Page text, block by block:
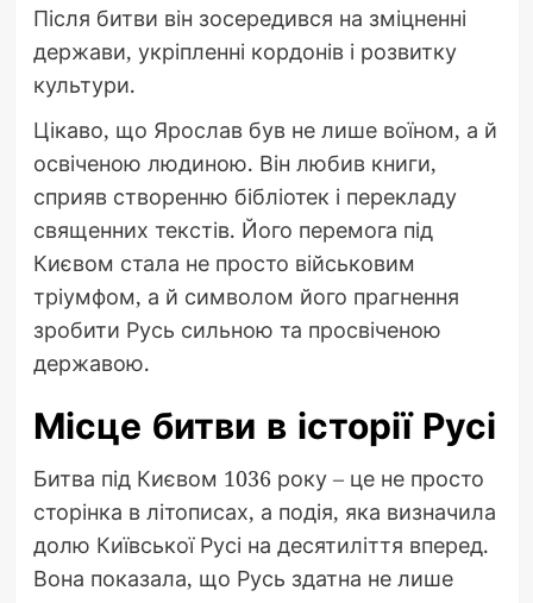
Після битви він зосередився на зміцненні
держави, укріпленні кордонів і розвитку
культури.
Цікаво, що Ярослав був не лише воїном, а й
освіченою людиною. Він любив книги,
сприяв створенню бібліотек і перекладу
священних текстів. Його перемога під
Києвом стала не просто військовим
тріумфом, а й символом його прагнення
зробити Русь сильною та просвіченою
державою.
Місце битви в історії Русі
Битва під Києвом 1036 року – це не просто
сторінка в літописах, а подія, яка визначила
долю Київської Русі на десятиліття вперед.
Вона показала, що Русь здатна не лише